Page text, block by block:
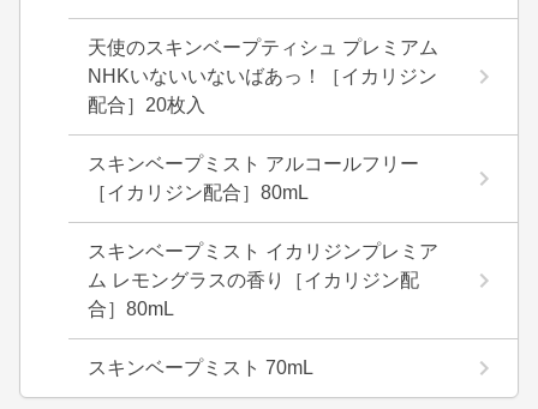
天使のスキンベープティシュ プレミアム
NHKいないいないばあっ！［イカリジン
配合］20枚入
スキンベープミスト アルコールフリー
［イカリジン配合］80mL
スキンベープミスト イカリジンプレミア
ム レモングラスの香り［イカリジン配
合］80mL
スキンベープミスト 70mL